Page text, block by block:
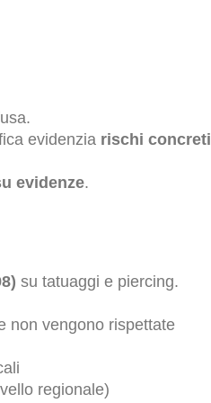
evidenzia rischi concreti
evidenze.
su tatuaggi e piercing.
non vengono rispettate
regionale)